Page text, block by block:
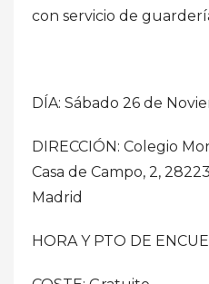
con servicio de
DÍA: Sábado 26 de
DIRECCIÓN: Colegio
Casa de Campo, 2,
Madrid
HORA Y PTO DE